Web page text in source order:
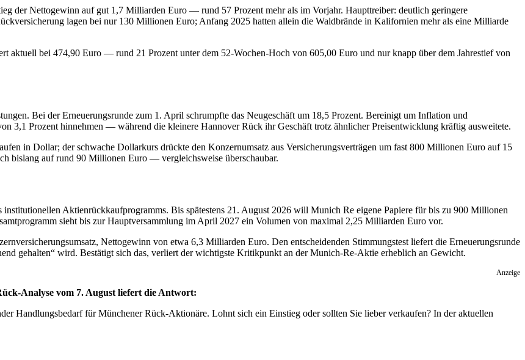
der Nettogewinn auf gut 1,7 Milliarden Euro — rund 57 Prozent mehr als im Vorjahr. Haupttreiber: deutlich geringere
lagen bei nur 130 Millionen Euro; Anfang 2025 hatten allein die Waldbrände in Kalifornien mehr als eine Milliarde
aktuell bei 474,90 Euro — rund 21 Prozent unter dem 52-Wochen-Hoch von 605,00 Euro und nur knapp über dem Jahrestief von
Bei der Erneuerungsrunde zum 1. April schrumpfte das Neugeschäft um 18,5 Prozent. Bereinigt um Inflation und
3,1 Prozent hinnehmen — während die kleinere Hannover Rück ihr Geschäft trotz ähnlicher Preisentwicklung kräftig ausweitete.
in Dollar; der schwache Dollarkurs drückte den Konzernumsatz aus Versicherungsverträgen um fast 800 Millionen Euro auf 15
bislang auf rund 90 Millionen Euro — vergleichsweise überschaubar.
institutionellen Aktienrückkaufprogramms. Bis spätestens 21. August 2026 will Munich Re eigene Papiere für bis zu 900 Millionen
sieht bis zur Hauptversammlung im April 2027 ein Volumen von maximal 2,25 Milliarden Euro vor.
Nettogewinn von etwa 6,3 Milliarden Euro. Den entscheidenden Stimmungstest liefert die Erneuerungsrunde
gehalten“ wird. Bestätigt sich das, verliert der wichtigste Kritikpunkt an der Munich-Re-Aktie erheblich an Gewicht.
Anzeige
Analyse vom 7. August liefert die Antwort:
Handlungsbedarf für Münchener Rück-Aktionäre. Lohnt sich ein Einstieg oder sollten Sie lieber verkaufen? In der aktuellen